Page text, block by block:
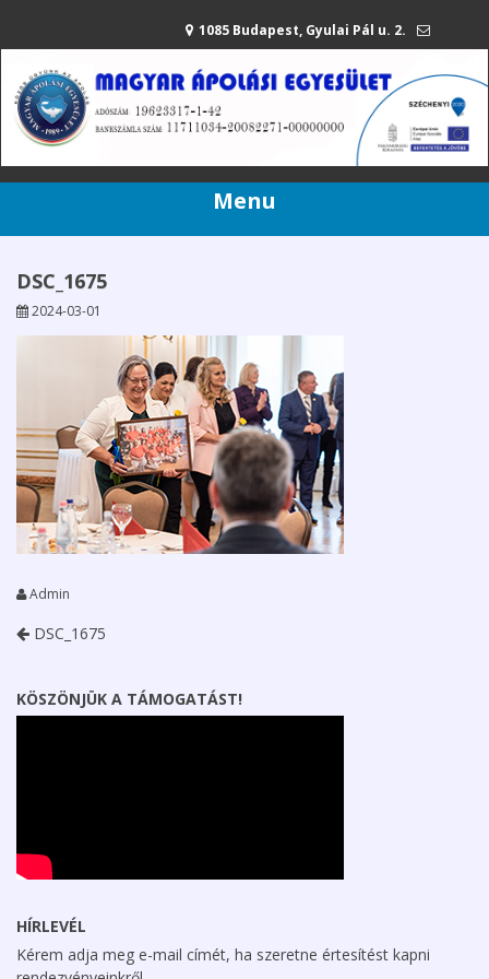
1085 Budapest, Gyulai Pál u. 2.
mae@apolasiegyesulet.hu 20/216-42-80
Menu
DSC_1675
2024-03-01
Admin
DSC_1675
KÖSZÖNJÜK A TÁMOGATÁST!
HÍRLEVÉL
Kérem adja meg e-mail címét, ha szeretne értesítést kapni